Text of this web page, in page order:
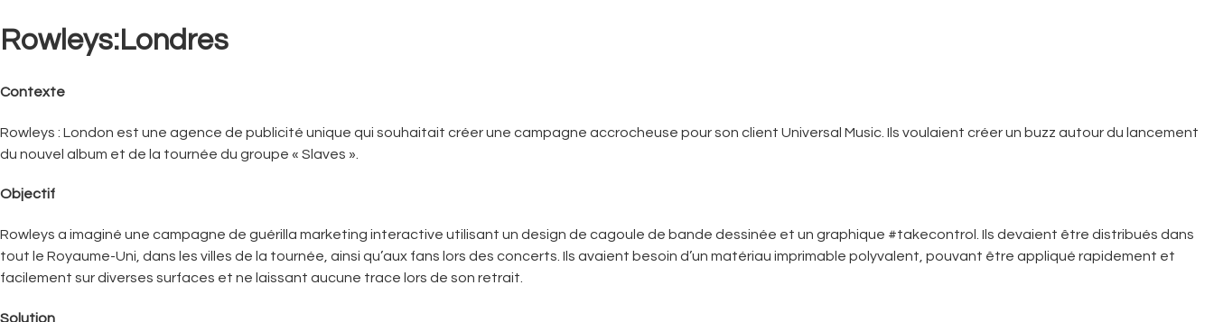
Rowleys:Londres
Contexte
Rowleys : London est une agence de publicité unique qui souhaitait créer une campagne accrocheuse pour son client Universal Music. Ils voulaient créer un buzz autour du lancement
du nouvel album et de la tournée du groupe « Slaves ».
Objectif
Rowleys a imaginé une campagne de guérilla marketing interactive utilisant un design de cagoule de bande dessinée et un graphique #takecontrol. Ils devaient être distribués dans
tout le Royaume-Uni, dans les villes de la tournée, ainsi qu’aux fans lors des concerts. Ils avaient besoin d’un matériau imprimable polyvalent, pouvant être appliqué rapidement et
facilement sur diverses surfaces et ne laissant aucune trace lors de son retrait.
Solution